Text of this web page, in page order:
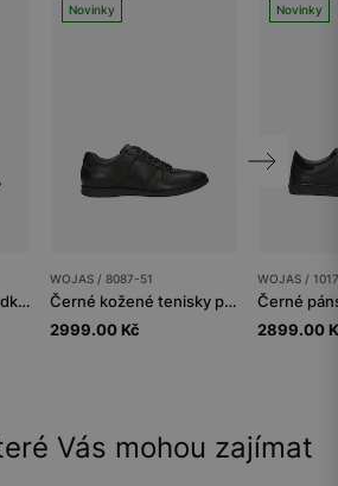
Černé lakované oxfordky pánské
Novinky
WOJAS / 8087-51
Černé kožené tenisky pánské s výraznými švy
2999.00 Kč
Novinky
WOJAS /
2899.00
Vás mohou zajímat